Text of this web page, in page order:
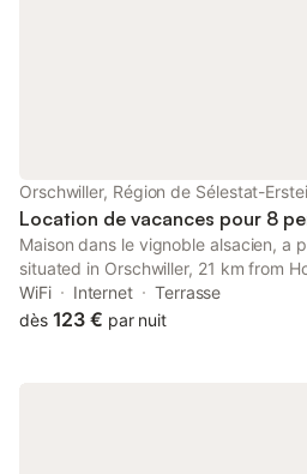
Orschwiller, Région de Sélestat-
Location de vacances pour 8
Maison dans le vignoble alsacien, a
situated in Orschwiller, 21 km from
from Saint-Martin Collegiate Church,
Colmar Train Station.
WiFi Internet
Terrasse
dès 123 € par nuit